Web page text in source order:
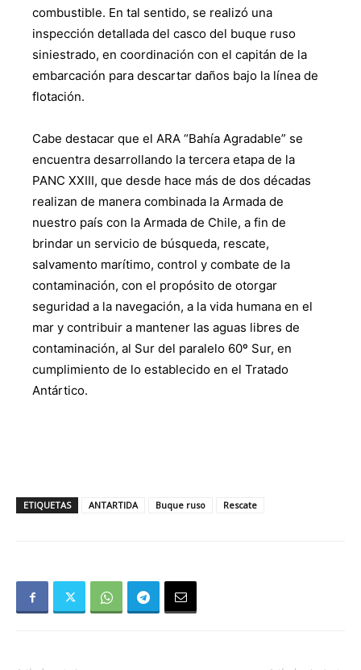
combustible. En tal sentido, se realizó una
inspección detallada del casco del buque ruso
siniestrado, en coordinación con el capitán de la
embarcación para descartar daños bajo la línea de
flotación.
Cabe destacar que el ARA “Bahía Agradable” se
encuentra desarrollando la tercera etapa de la
PANC XXIII, que desde hace más de dos décadas
realizan de manera combinada la Armada de
nuestro país con la Armada de Chile, a fin de
brindar un servicio de búsqueda, rescate,
salvamento marítimo, control y combate de la
contaminación, con el propósito de otorgar
seguridad a la navegación, a la vida humana en el
mar y contribuir a mantener las aguas libres de
contaminación, al Sur del paralelo 60º Sur, en
cumplimiento de lo establecido en el Tratado
Antártico.
ETIQUETAS ANTARTIDA Buque ruso Rescate